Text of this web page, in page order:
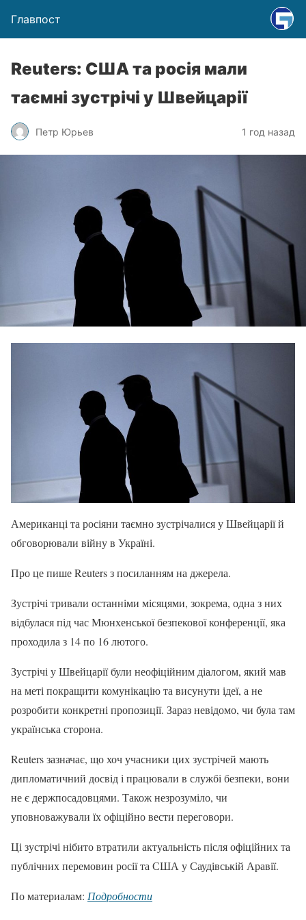
Главпост
Reuters: США та росія мали
таємні зустрічі у Швейцарії
Петр Юрьев 1 год назад
Американці та росіяни таємно зустрічалися у Швейцарії й
обговорювали війну в Україні.
Про це пише Reuters з посиланням на джерела.
Зустрічі тривали останніми місяцями, зокрема, одна з них
відбулася під час Мюнхенської безпекової конференції, яка
проходила з 14 по 16 лютого.
Зустрічі у Швейцарії були неофіційним діалогом, який мав
на меті покращити комунікацію та висунути ідеї, а не
розробити конкретні пропозиції. Зараз невідомо, чи була там
українська сторона.
Reuters зазначає, що хоч учасники цих зустрічей мають
дипломатичний досвід і працювали в службі безпеки, вони
не є держпосадовцями. Також незрозуміло, чи
уповноважували їх офіційно вести переговори.
Ці зустрічі нібито втратили актуальність після офіційних та
публічних перемовин росії та США у Саудівській Аравії.
По материалам: Подробности